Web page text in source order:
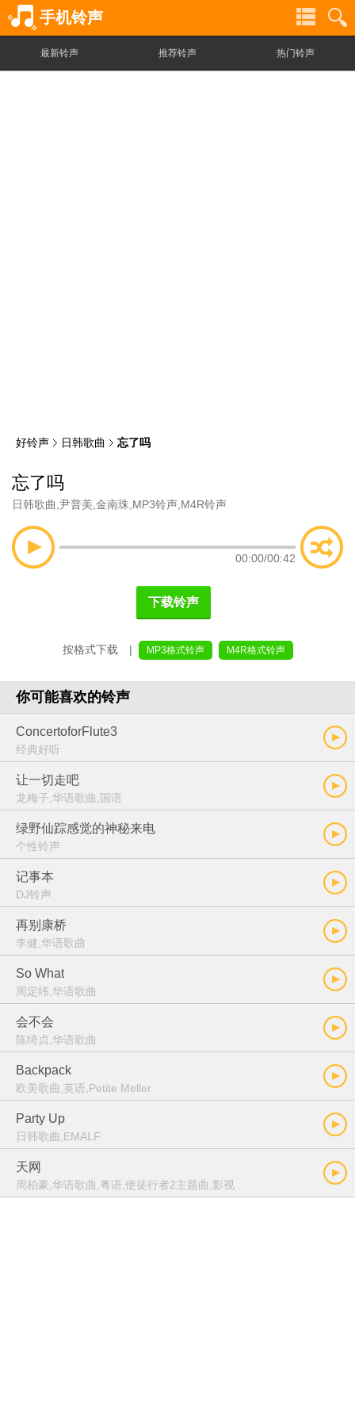
手机铃声
最新铃声 推荐铃声 热门铃声
好铃声 日韩歌曲 忘了吗
忘了吗
日韩歌曲 尹普美 金南珠 MP3铃声 M4R铃声
00:00/00:42
下载铃声
按格式下载 | MP3格式铃声 M4R格式铃声
你可能喜欢的铃声
ConcertoforFlute3
经典好听
让一切走吧
龙梅子,华语歌曲,国语
绿野仙踪感觉的神秘来电
个性铃声
记事本
DJ铃声
再别康桥
李健,华语歌曲
So What
周定纬,华语歌曲
会不会
陈绮贞,华语歌曲
Backpack
欧美歌曲,英语,Petite Meller
Party Up
日韩歌曲,EMALF
天网
周柏豪,华语歌曲,粤语,使徒行者2主题曲,影视